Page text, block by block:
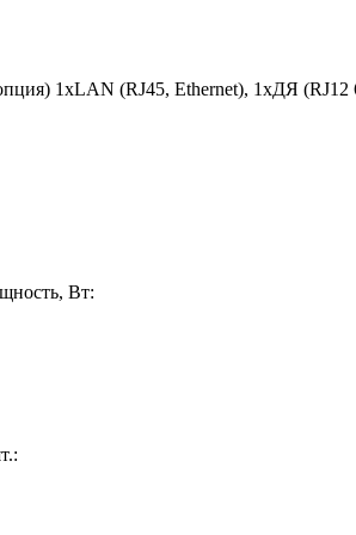
1хLAN (RJ45, Ethernet), 1xДЯ
Вт: